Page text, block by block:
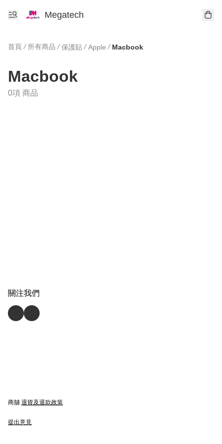
Megatech
首頁 / 所有商品 / 保護貼 / Apple / Macbook
Macbook
0項 商品
關注我們
商舖 退貨及退款政策
提出意見